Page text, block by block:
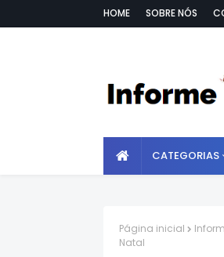
HOME SOBRE NÓS
CATEGORIAS
Página inicial
Natal